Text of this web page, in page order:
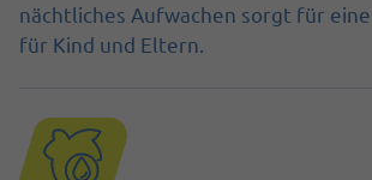
nächtliches Aufwachen sorgt für
für Kind und Eltern.